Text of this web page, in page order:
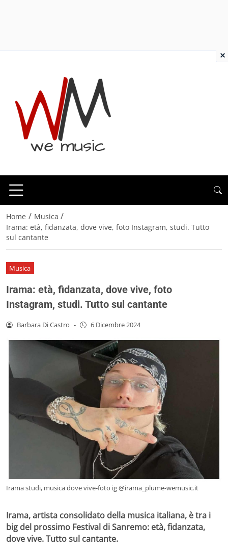
Home / Musica /
Irama: età, fidanzata, dove vive, foto Instagram, studi. Tutto
sul cantante
Musica
Irama: età, fidanzata, dove vive, foto
Instagram, studi. Tutto sul cantante
Barbara Di Castro - 6 Dicembre 2024
Irama studi, musica dove vive-foto ig @irama_plume-wemusic.it
Irama, artista consolidato della musica italiana, è tra i
big del prossimo Festival di Sanremo: età, fidanzata,
dove vive. Tutto sul cantante.
×